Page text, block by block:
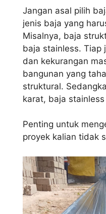
Jangan asal pilih
jenis baja yang
Misalnya, baja
baja stainless. Tiap
dan kekurangan
bangunan yang
struktural.
karat, baja
Penting untuk
proyek kalian tidak